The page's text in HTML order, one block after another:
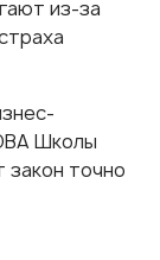
из-за
Школы
точно